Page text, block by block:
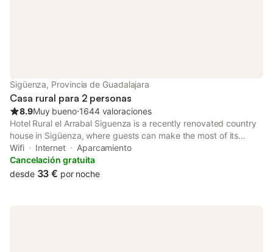
aeropuerto. La propiedad se distribuye en varias plantas
accesibles por escaleras e incluye cocina y salón compartidos.
Sigüenza, Provincia de Guadalajara
Casa rural para 2 personas
8.9Muy bueno⋅1644 valoraciones
Hotel Rural el Arrabal Siguenza is a recently renovated country
house in Sigüenza, where guests can make the most of its
garden and bar. The property has mountain and garden views.
Wifi Internet
Aparcamiento
Cancelación gratuita
desde 33 € por noche